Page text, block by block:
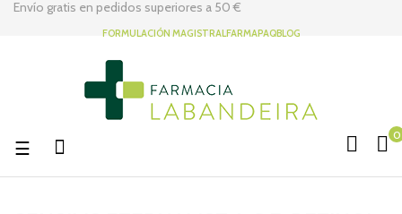
Envío gratis en pedidos superiores a 50 €
FORMULACIÓN MAGISTRALFARMAPAQBLOG
0
Navegación
palanca
☰